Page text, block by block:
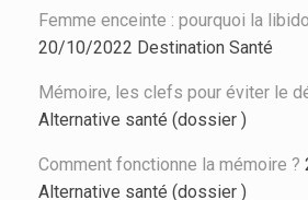
Femme enceinte : pourquoi la
20/10/2022 Destination Santé
Mémoire, les clefs pour éviter le
Alternative santé (dossier )
Comment fonctionne la mémoire ?
Alternative santé (dossier )